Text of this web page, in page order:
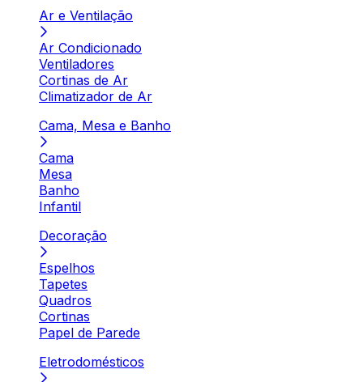
Ar e Ventilação
Ar Condicionado
Ventiladores
Cortinas de Ar
Climatizador de Ar
Cama, Mesa e Banho
Cama
Mesa
Banho
Infantil
Decoração
Espelhos
Tapetes
Quadros
Cortinas
Papel de Parede
Eletrodomésticos